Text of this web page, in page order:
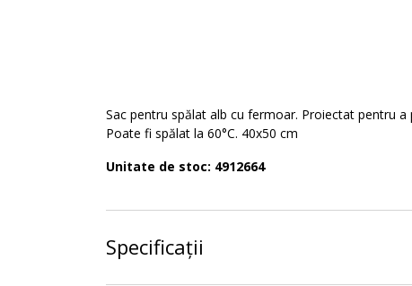
Sac pentru spălat alb cu fermoar. Proiectat pentru
Poate fi spălat la 60°C. 40x50 cm
Unitate de stoc: 4912664
Specificații